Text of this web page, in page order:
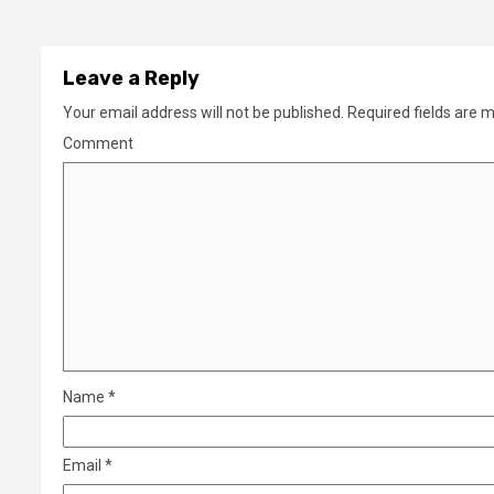
Leave a Reply
Your email address will not be published. Required fields are
Comment
Name *
Email *